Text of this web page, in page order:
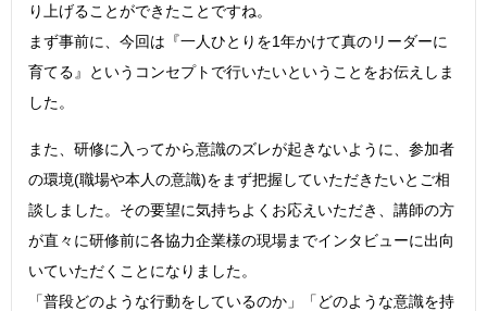
り上げることができたことですね。
まず事前に、今回は『一人ひとりを1年かけて真のリーダーに
育てる』というコンセプトで行いたいということをお伝えしま
した。
また、研修に入ってから意識のズレが起きないように、参加者
の環境(職場や本人の意識)をまず把握していただきたいとご相
談しました。その要望に気持ちよくお応えいただき、講師の方
が直々に研修前に各協力企業様の現場までインタビューに出向
いていただくことになりました。
「普段どのような行動をしているのか」「どのような意識を持